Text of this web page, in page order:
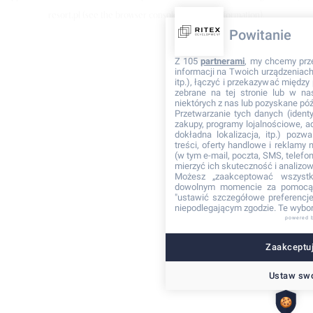
Powitanie
Z 105partnerami, my chcemy
informacji na Twoich
itp.), łączyć i przekazywać
zebrane na tej stronie lub w
niektórych z nas lub pozyskane
Przetwarzanie tych danych
zakupy, programy lojalnościowe,
dokładna lokalizacja, itp.)
treści, oferty handlowe i reklamy
(w tym e-mail, poczta, SMS,
mierzyć ich skuteczność i
Możesz „zaakceptować
dowolnym momencie za
"ustawić szczegółowe
niepodlegającym zgodzie. Te
powered
Ustaw